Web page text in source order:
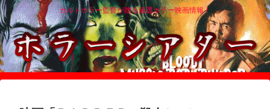
カルトホラー監督が贈る厳選ホラー映画情報！